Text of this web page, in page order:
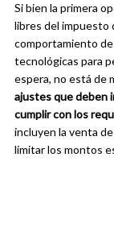
Si bien la primera
libres del impuesto
comportamiento
tecnológicas para
espera, no está de
ajustes que deben
cumplir con los
incluyen la venta
limitar los montos